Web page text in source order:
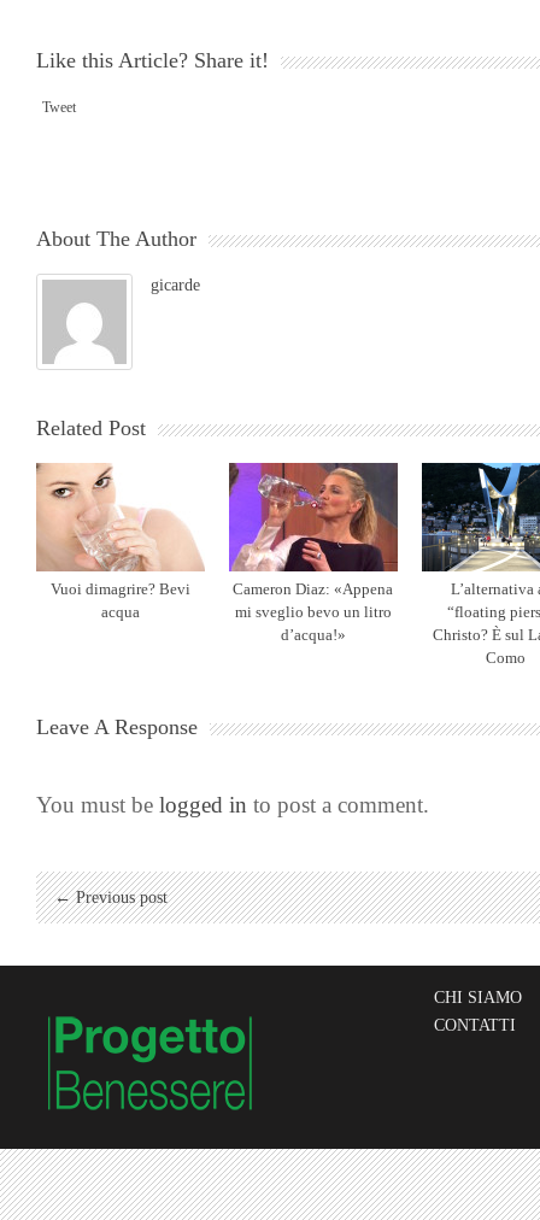
Like this Article? Share it!
Tweet
About The Author
gicarde
Related Post
Vuoi dimagrire? Bevi
acqua
Cameron Diaz: «Appena
mi sveglio bevo un litro
d’acqua!»
L’alternativa
“floating
Christo? È sul
Como
Leave A Response
You must be logged in to post a comment.
← Previous post
CHI SIAMO
CONTATTI